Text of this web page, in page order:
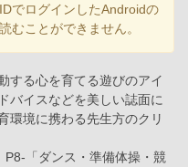
でログインしたAndroidの
むことができません。
する心を育てる遊びのアイ
バイスなどを美しい誌面に
環境に携わる先生方のクリ
「ダンス・準備体操・競